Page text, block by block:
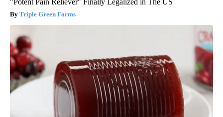
"Potent Pain Reliever" Finally Legalized in The US
Triple Green Farms